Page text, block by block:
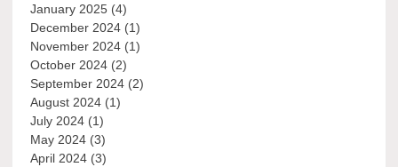
January 2025 (4)
December 2024 (1)
November 2024 (1)
October 2024 (2)
September 2024 (2)
August 2024 (1)
July 2024 (1)
May 2024 (3)
April 2024 (3)